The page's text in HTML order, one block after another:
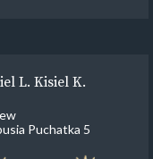
L. Kisiel K.
Puchatka 5